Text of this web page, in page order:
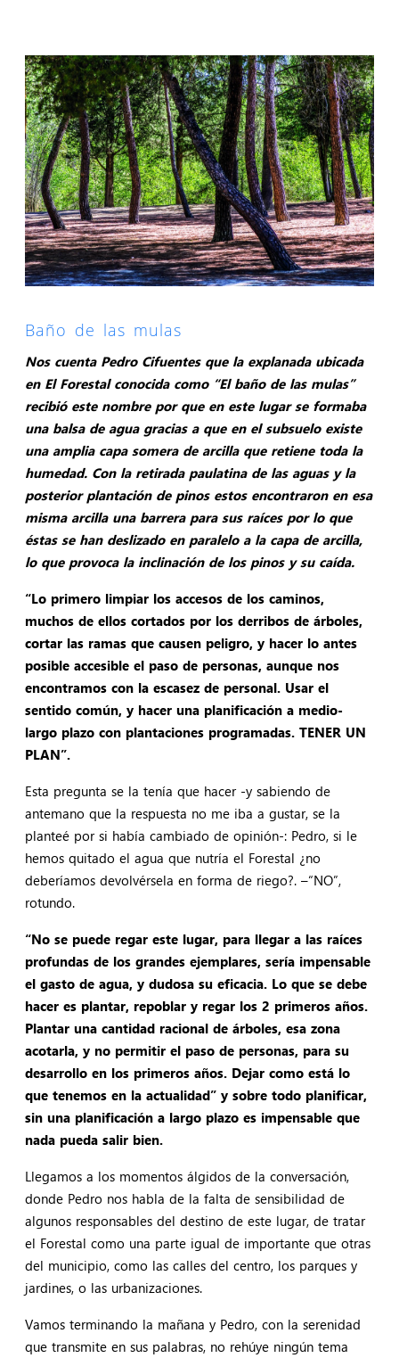
Baño de las mulas
Nos cuenta Pedro Cifuentes que la explanada ubicada
en El Forestal conocida como “El baño de las mulas”
recibió este nombre por que en este lugar se formaba
una balsa de agua gracias a que en el subsuelo existe
una amplia capa somera de arcilla que retiene toda la
humedad. Con la retirada paulatina de las aguas y la
posterior plantación de pinos estos encontraron en esa
misma arcilla una barrera para sus raíces por lo que
éstas se han deslizado en paralelo a la capa de arcilla,
lo que provoca la inclinación de los pinos y su caída.
“Lo primero limpiar los accesos de los caminos,
muchos de ellos cortados por los derribos de árboles,
cortar las ramas que causen peligro, y hacer lo antes
posible accesible el paso de personas, aunque nos
encontramos con la escasez de personal. Usar el
sentido común, y hacer una planificación a medio-
largo plazo con plantaciones programadas. TENER UN
PLAN”.
Esta pregunta se la tenía que hacer -y sabiendo de
antemano que la respuesta no me iba a gustar, se la
planteé por si había cambiado de opinión-: Pedro, si le
hemos quitado el agua que nutría el Forestal ¿no
deberíamos devolvérsela en forma de riego?. –“NO”,
rotundo.
“No se puede regar este lugar, para llegar a las raíces
profundas de los grandes ejemplares, sería impensable
el gasto de agua, y dudosa su eficacia. Lo que se debe
hacer es plantar, repoblar y regar los 2 primeros años.
Plantar una cantidad racional de árboles, esa zona
acotarla, y no permitir el paso de personas, para su
desarrollo en los primeros años. Dejar como está lo
que tenemos en la actualidad” y sobre todo planificar,
sin una planificación a largo plazo es impensable que
nada pueda salir bien.
Llegamos a los momentos álgidos de la conversación,
donde Pedro nos habla de la falta de sensibilidad de
algunos responsables del destino de este lugar, de tratar
el Forestal como una parte igual de importante que otras
del municipio, como las calles del centro, los parques y
jardines, o las urbanizaciones.
Vamos terminando la mañana y Pedro, con la serenidad
que transmite en sus palabras, no rehúye ningún tema